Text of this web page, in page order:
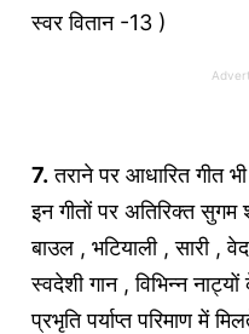
स्वर वितान -13 )
7. तराने पर आधारित गीत
इन गीतों पर अतिरिक्त
बाउल , भटियाली , सारी ,
स्वदेशी गान , विभिन्न
प्रभृति पर्याप्त परिमाण में